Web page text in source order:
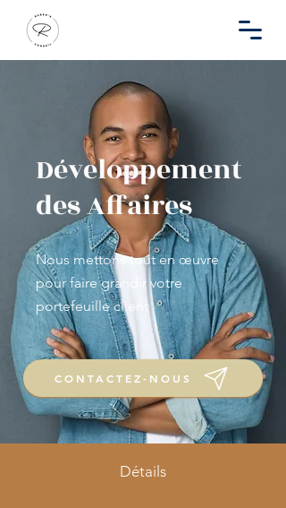
Développement
des Affaires
Nous mettons tout en œuvre
pour faire grandir votre
portefeuille client
CONTACTEZ-NOUS
Détails